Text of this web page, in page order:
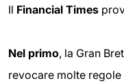
Il Financial Times
Nel primo, la Gran
revocare molte